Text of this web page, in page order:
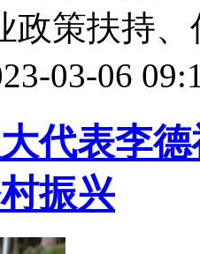
政策扶持
03-06
代表李
振兴